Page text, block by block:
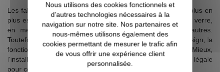
Les fabricants de garde-corps proposent des modèles de plus en
plus esthétiques pour leurs produits. Vous en trouverez en verre,
en métal, en aluminium, en acier ou en inox entre autres.
Toutefois, au-delà de son aspect esthétique et son côté design, la
fonction primaire du garde-corps est la sécurité. Mieux,
l’installation du garde-corps est aujourd’hui, une obligation légale
pour certains typ...
Nous utilisons des cookies fonctionnels et
d’autres technologies nécessaires à la
navigation sur notre site. Nos partenaires et
nous-mêmes utilisons également des
cookies permettant de mesurer le trafic afin
de vous offrir une expérience client
personnalisée.